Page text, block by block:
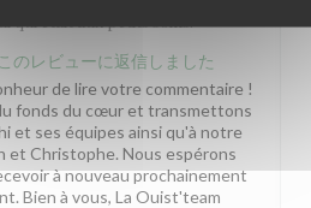
qui était aux petits soins.
のレビューに返信しました
de lire votre commentaire !
fonds du cœur et transmettons
et ses équipes ainsi qu'à notre
et Christophe. Nous espérons
à nouveau prochainement
Bien à vous, La Ouist'team